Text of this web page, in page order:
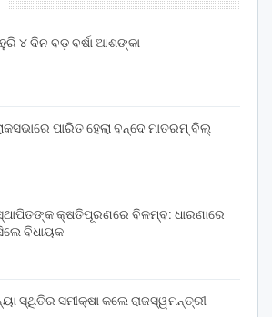
୪ ଦିନ ବଡ଼ ବର୍ଷା ଆଶଙ୍କା
ପାରିତ ହେଲା ବନ୍ଦେ ମାତରମ୍‌ ବିଲ୍‌
କ୍ଷତିପୂରଣରେ ବିଳମ୍ବ: ଧାରଣାରେ
ବିଧାୟକ
ସ୍ଥିତିର ସମୀକ୍ଷା କଲେ ରାଜସ୍ୱମନ୍ତ୍ରୀ